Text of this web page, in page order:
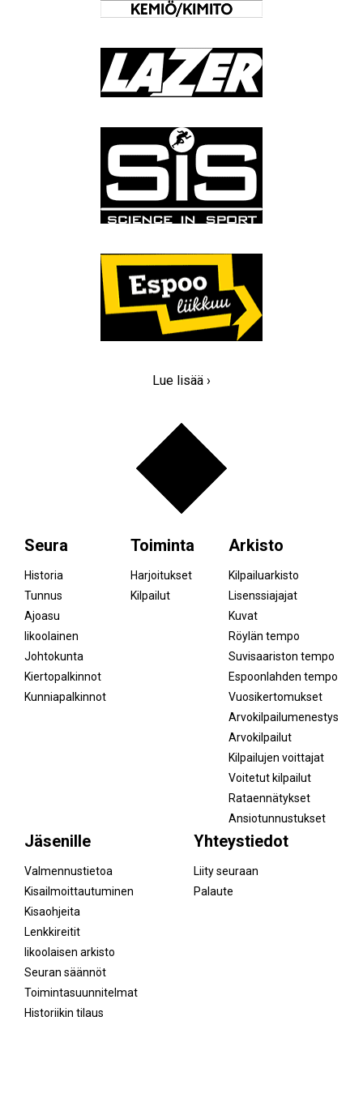
Lue lisää ›
Seura
Historia
Tunnus
Ajoasu
Iikoolainen
Johtokunta
Kiertopalkinnot
Kunniapalkinnot
Toiminta
Harjoitukset
Kilpailut
Arkisto
Kilpailuarkisto
Lisenssiajajat
Kuvat
Röylän tempo
Suvisaariston tempo
Espoonlahden tempo
Vuosikertomukset
Arvokilpailumenestys
Arvokilpailut
Kilpailujen voittajat
Voitetut kilpailut
Rataennätykset
Ansiotunnustukset
Jäsenille
Valmennustietoa
Kisailmoittautuminen
Kisaohjeita
Lenkkireitit
Iikoolaisen arkisto
Seuran säännöt
Toimintasuunnitelmat
Historiikin tilaus
Yhteystiedot
Liity seuraan
Palaute